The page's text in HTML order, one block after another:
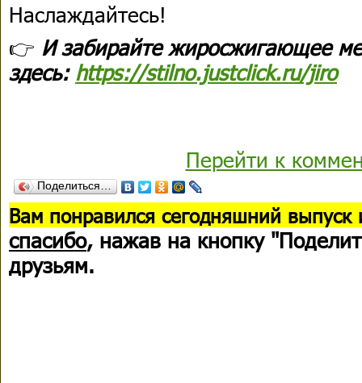
Наслаждайтесь!
👉 И забирайте жиросжигающее
здесь: https://stilno.justclick.ru/jiro
Перейти к
Поделиться…
Вам понравился сегодняшний выпуск
спасибо, нажав на кнопку
друзьям.